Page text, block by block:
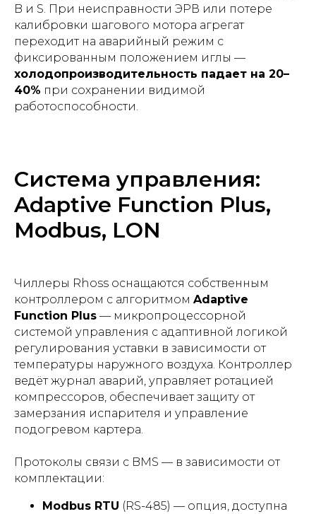
B и S. При неисправности ЭРВ или потере
калибровки шагового мотора агрегат
переходит на аварийный режим с
фиксированным положением иглы —
холодопроизводительность падает на 20–
40% при сохранении видимой
работоспособности.
Система управления:
Adaptive Function Plus,
Modbus, LON
Чиллеры Rhoss оснащаются собственным
контроллером с алгоритмом Adaptive
Function Plus — микропроцессорной
системой управления с адаптивной логикой
регулирования уставки в зависимости от
температуры наружного воздуха. Контроллер
ведёт журнал аварий, управляет ротацией
компрессоров, обеспечивает защиту от
замерзания испарителя и управление
подогревом картера.
Протоколы связи с BMS — в зависимости от
комплектации:
Modbus RTU (RS-485) — опция, доступна